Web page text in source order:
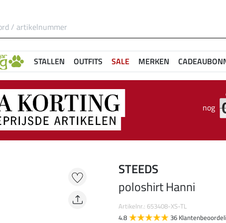
STALLEN OUTFITS SALE MERKEN
nog
STEEDS
poloshirt Hanni
Artikelnr.: 653408-XS-TL
4.8
36